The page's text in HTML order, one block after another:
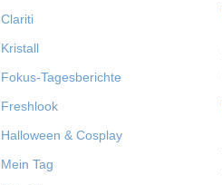
Clariti
Kristall
Fokus-Tagesberichte
Freshlook
Halloween & Cosplay
Mein Tag